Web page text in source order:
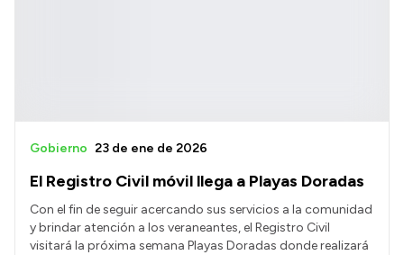
El Registro Civil móvil llega a Playas Doradas
Gobierno 23 de ene de 2026
Con el fin de seguir acercando sus servicios a la comunidad
y brindar atención a los veraneantes, el Registro Civil
visitará la próxima semana Playas Doradas donde realizará